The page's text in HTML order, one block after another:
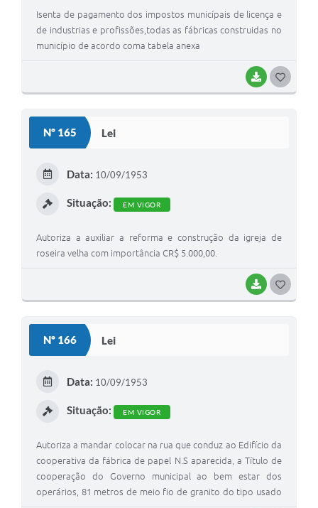
BAIXAR
Isenta de pagamento dos impostos municípais de licença e
de industrias e profissões,todas as fábricas construidas no
município de acordo coma tabela anexa
Nº 165 Lei
BAIXAR
Data: 10/09/1953
Situação: EM VIGOR
Autoriza a auxiliar a reforma e construção da igreja de
roseira velha com importância CR$ 5.000,00.
Nº 166 Lei
Data: 10/09/1953
Situação: EM VIGOR
Autoriza a mandar colocar na rua que conduz ao Edifício da
cooperativa da fábrica de papel N.S aparecida, a Título de
cooperação do Governo municipal ao bem estar dos
operários, 81 metros de meio fio de granito do tipo usado